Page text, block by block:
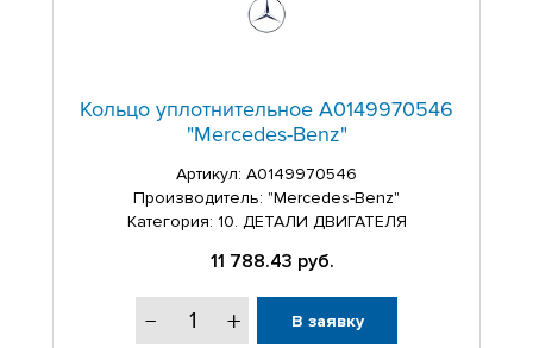
Кольцо уплотнительное A0149970546
"Mercedes-Benz"
Артикул: A0149970546
Производитель: "Mercedes-Benz"
Категория: 10. ДЕТАЛИ ДВИГАТЕЛЯ
11 788.43 руб.
В заявку